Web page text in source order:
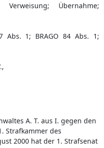
Verweisung; Übernahme;
Abs. 1; BRAGO 84 Abs. 1;
A. T. aus I. gegen den
Strafkammer des
2000 hat der 1. Strafsenat